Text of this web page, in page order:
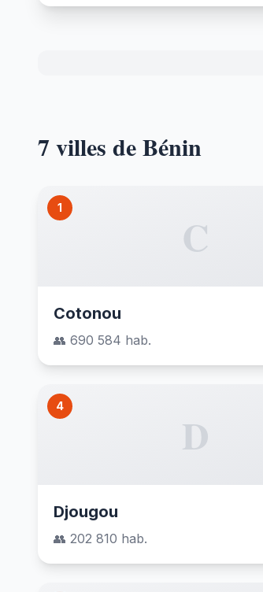
7 villes de Bénin
1
C
Cotonou
👥 690 584 hab.
4
D
Djougou
👥 202 810 hab.